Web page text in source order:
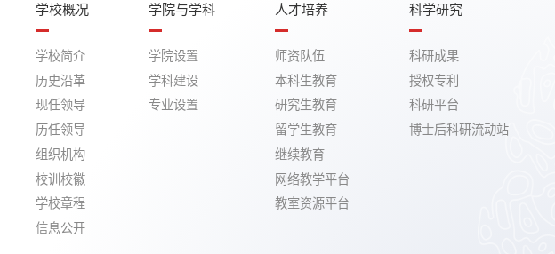
学校概况
学校简介
历史沿革
现任领导
历任领导
组织机构
校训校徽
学校章程
信息公开
学院与学科
学院设置
学科建设
专业设置
人才培养
师资队伍
本科生教育
研究生教育
留学生教育
继续教育
网络教学平台
教室资源平台
科学研究
科研成果
授权专利
科研平台
博士后科研流动站